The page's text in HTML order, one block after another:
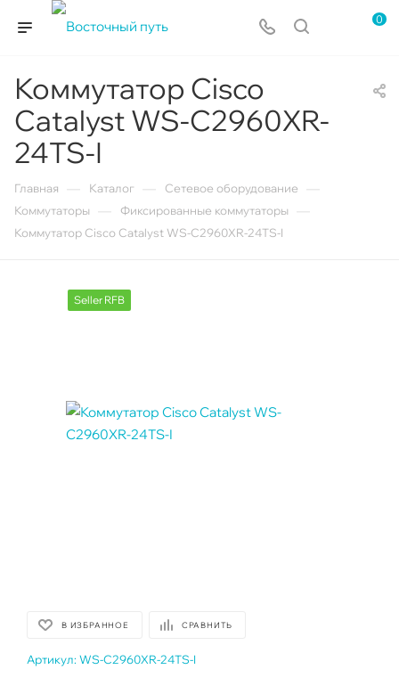
0
Коммутатор Cisco
Catalyst WS-C2960XR-
24TS-I
Главная Каталог Сетевое оборудование
Коммутаторы Фиксированные коммутаторы
Коммутатор Cisco Catalyst WS-C2960XR-24TS-I
Seller RFB
В ИЗБРАННОЕ СРАВНИТЬ
Артикул: WS-C2960XR-24TS-I